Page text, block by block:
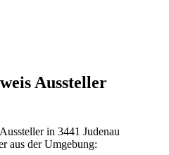
Aussteller
in 3441 Judenau
aus der Umgebung: